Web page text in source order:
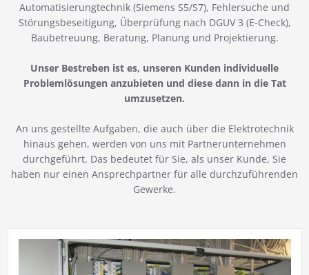
Automatisierungtechnik (Siemens S5/S7), Fehlersuche und
Störungsbeseitigung, Überprüfung nach DGUV 3 (E-Check),
Baubetreuung, Beratung, Planung und Projektierung.
Unser Bestreben ist es, unseren Kunden individuelle
Problemlösungen anzubieten und diese dann in die Tat
umzusetzen.
An uns gestellte Aufgaben, die auch über die Elektrotechnik
hinaus gehen, werden von uns mit Partnerunternehmen
durchgeführt. Das bedeutet für Sie, als unser Kunde, Sie
haben nur einen Ansprechpartner für alle durchzuführenden
Gewerke.